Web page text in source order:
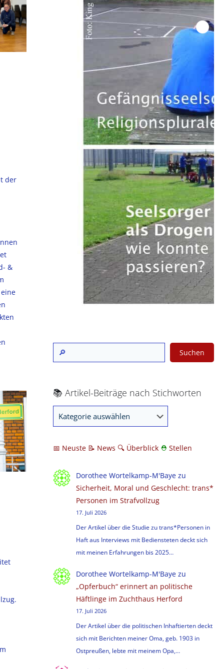
der
&
Suchen
📚 Artikel-Beiträge nach Stichworten
📅 Neuste 📝 News 🔍 Überblick ⛑ Stellen
Dorothee Wortelkamp-M'Bayezu
Sicherheit, Moral und Geschlecht: trans*
Personen im Strafvollzug
17. Juli 2026
Der Artikel über die Studie zu trans*Personen in
Haft aus Interviews mit Bediensteten deckt sich
mit meinen Erfahrungen bis 2025…
Dorothee Wortelkamp-M'Bayezu
„Opferbuch“ erinnert an politische
Häftlinge im Zuchthaus Herford
17. Juli 2026
Der Artikel über die politischen Inhaftierten deckt
sich mit Berichten meiner Oma, geb. 1903 in
Ostpreußen, lebte mit meinem Opa,…